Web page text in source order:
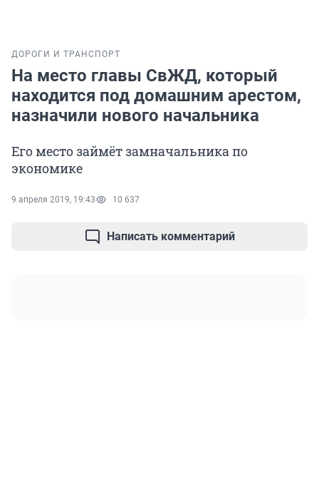
ДОРОГИ И ТРАНСПОРТ
На место главы СвЖД, который
находится под домашним арестом,
назначили нового начальника
Его место займёт замначальника по
экономике
9 апреля 2019, 19:43 10 637
Написать комментарий